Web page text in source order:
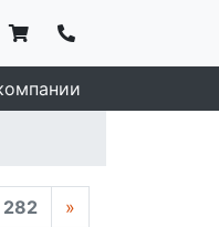
282 »